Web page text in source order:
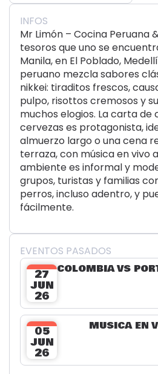
INFOS
Mr Limón – Cocina Peruana
tesoros que uno se
Manila, en El Poblado,
peruano mezcla sabores
nikkei: tiraditos frescos,
pulpo, risottos cremosos y
muchos elogios. La carta de
cervezas es protagonista,
almuerzo largo o una cena
terraza, con música en vivo
ambiente es informal y
grupos, turistas y familias
perros, incluso adentro, y
fácilmente.
EVENTOS PASADOS
27
JUN
26
05
JUN
26
MÚSICA EN